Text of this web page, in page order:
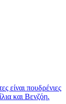
είναι πουδρένιες
και Βενζόη.